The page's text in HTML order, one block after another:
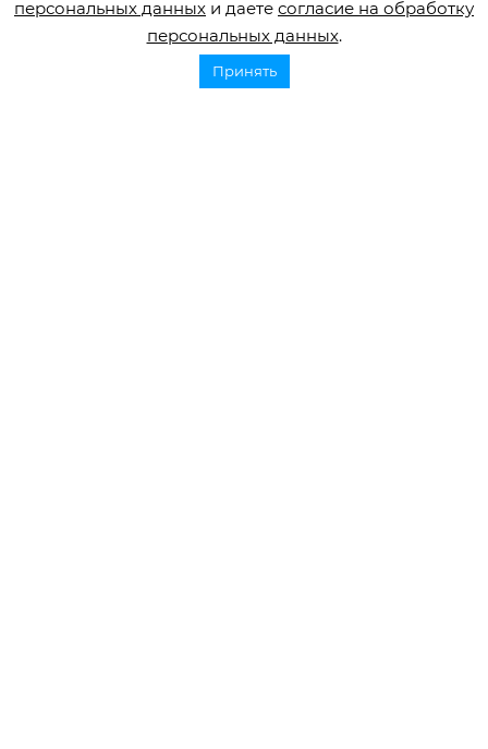
С текстом согласия и политикой Вы можете ознакомитьсяна
данной странице.
персональных данных и даете согласие на обработку
персональных данных.
Принять